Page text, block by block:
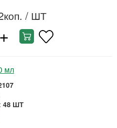
/ ШТ
+
мл
48 ШТ